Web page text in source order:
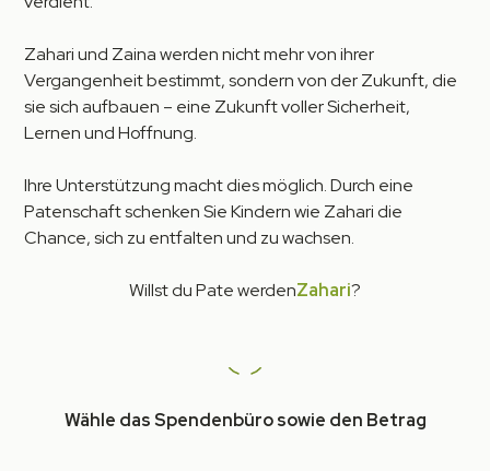
Zahari und Zaina werden nicht mehr von ihrer
Vergangenheit bestimmt, sondern von der Zukunft, die
sie sich aufbauen – eine Zukunft voller Sicherheit,
Lernen und Hoffnung.
Ihre Unterstützung macht dies möglich. Durch eine
Patenschaft schenken Sie Kindern wie Zahari die
Chance, sich zu entfalten und zu wachsen.
Willst du Pate werdenZahari?
Wähle das Spendenbüro sowie den Betrag